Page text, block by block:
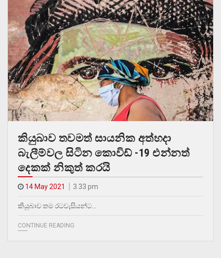
කියුබාව තවමත් සායනික අත්හදා
බැලීම්වල සිටින කොවිඩ් -19 එන්නත්
දෙකක් නිකුත් කරයි
14 May 2021 3.33 pm
කියුබාව තම රටවැසියන්ට…
CONTINUE READING